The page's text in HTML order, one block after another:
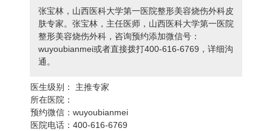
张宝林，山西医科大学第一医院整形美容烧伤外科皮
肤专家。张宝林，主任医师，山西医科大学第一医院
整形美容烧伤外科，咨询预约添加微信号：
wuyoubianmei或者直接拨打400-616-6769，详细沟
通。
医生级别：
主推专家
所在医院：
预约微信：wuyoubianmei
医院电话：400-616-6769